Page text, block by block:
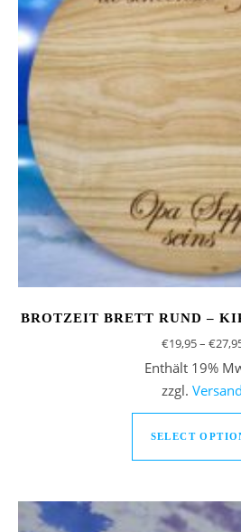
BROTZEIT BRETT RUND –
€19,95– €
Enthält 19%
zzgl. Versand
SELECT